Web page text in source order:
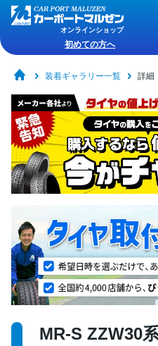
オンラインショップ
初めての方へ
装着ギャラリー一覧 詳細
MR-S ZZW30